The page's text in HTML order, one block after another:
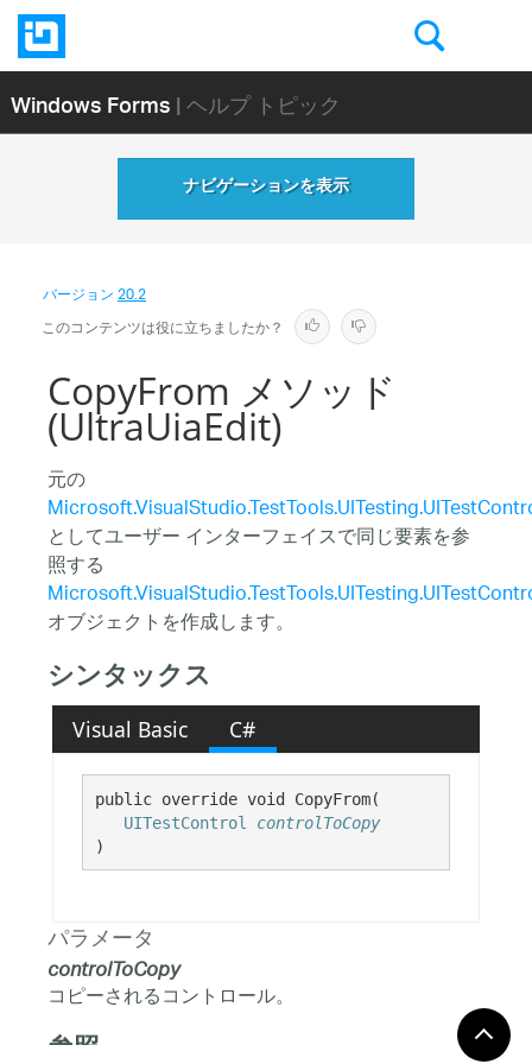
Windows Forms| ヘルプ トピック
ナビゲーションを表示
バージョン20.2
このコンテンツは役に立ちましたか？
CopyFrom メソッド
(UltraUiaEdit)
元の
としてユーザー インターフェイスで同じ要素を参
照する
オブジェクトを作成します。
シンタックス
Visual Basic C#
public override void CopyFrom(
UITestControl
controlToCopy
)
パラメータ
controlToCopy
コピーされるコントロール。
参照